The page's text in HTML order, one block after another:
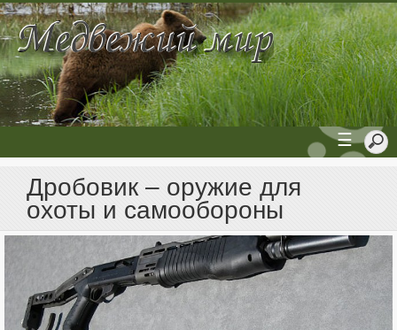
☰
Дробовик – оружие для
охоты и самообороны